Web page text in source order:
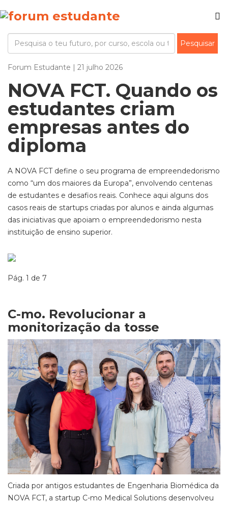
Forum Estudante | 21 julho 2026
NOVA FCT. Quando os
estudantes criam
empresas antes do
diploma
A NOVA FCT define o seu programa de empreendedorismo
como “um dos maiores da Europa”, envolvendo centenas
de estudantes e desafios reais. Conhece aqui alguns dos
casos reais de startups criadas por alunos e ainda algumas
das iniciativas que apoiam o empreendedorismo nesta
instituição de ensino superior.
Pág. 1 de 7
C-mo. Revolucionar a
monitorização da tosse
Criada por antigos estudantes de Engenharia Biomédica da
NOVA FCT, a startup C-mo Medical Solutions desenvolveu